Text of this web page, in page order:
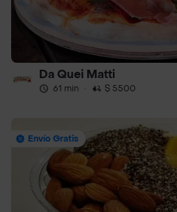
Da Quei Matti
61 min · $ 5500
Envío Gratis